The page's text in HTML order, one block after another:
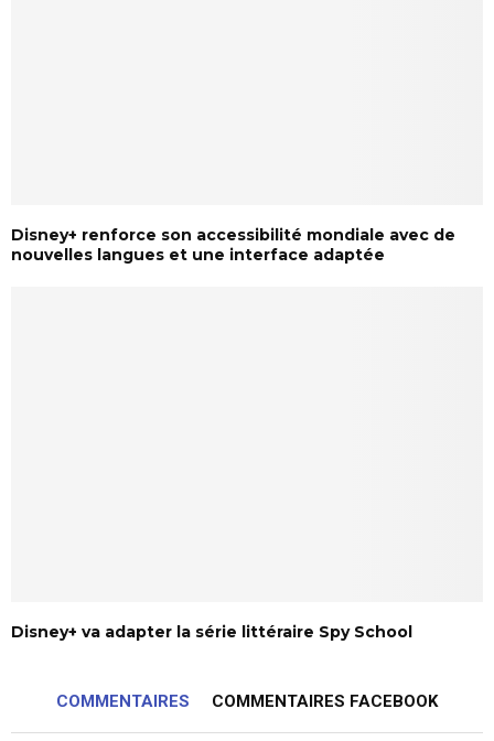
Disney+ renforce son accessibilité mondiale avec de
nouvelles langues et une interface adaptée
Disney+ va adapter la série littéraire Spy School
COMMENTAIRES COMMENTAIRES FACEBOOK